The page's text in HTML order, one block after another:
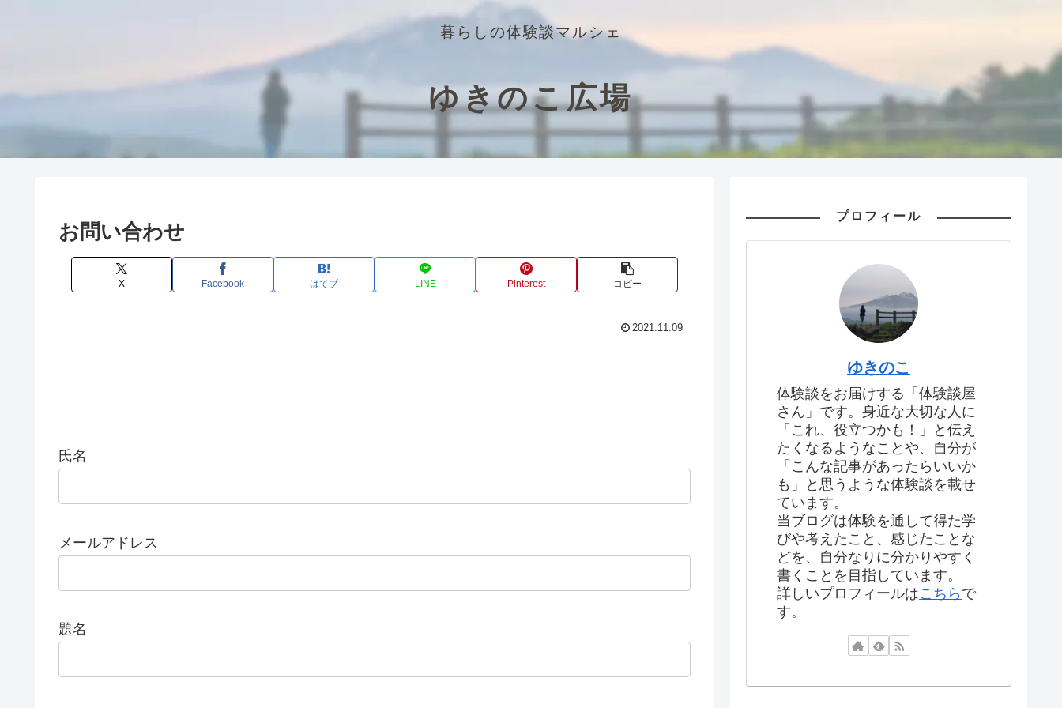
暮らしの体験談マルシェ
ゆきのこ広場
お問い合わせ
X Facebook はてブ LINE Pinterest コピー
2021.11.09
氏名
メールアドレス
題名
プロフィール
ゆきのこ
体験談をお届けする「体験談屋
さん」です。身近な大切な人に
「これ、役立つかも！」と伝え
たくなるようなことや、自分が
「こんな記事があったらいいか
も」と思うような体験談を載せ
ています。
当ブログは体験を通して得た学
びや考えたこと、感じたことな
どを、自分なりに分かりやすく
書くことを目指しています。
詳しいプロフィールはこちら で
す。